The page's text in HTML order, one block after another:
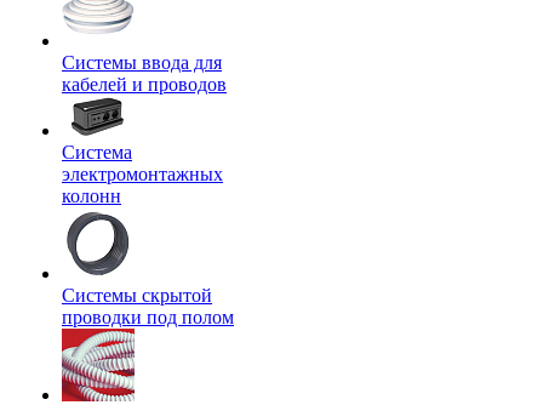
Системы ввода для
кабелей и проводов
Система
электромонтажных
колонн
Системы скрытой
проводки под полом